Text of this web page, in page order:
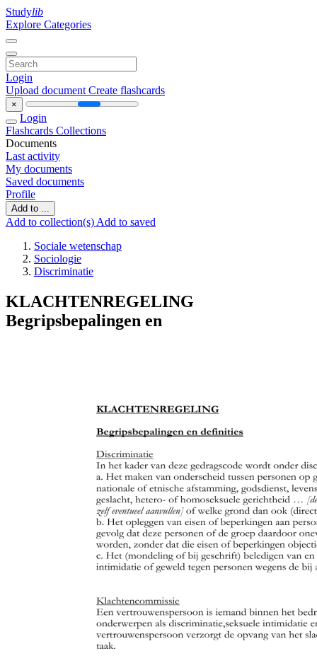
Studylib
Explore Categories
Login
Upload document Create flashcards
×
Login
Flashcards Collections
Documents
Last activity
My documents
Saved documents
Profile
Add to ...
Add to collection(s) Add to saved
Sociale wetenschap
Sociologie
Discriminatie
KLACHTENREGELING
Begripsbepalingen en